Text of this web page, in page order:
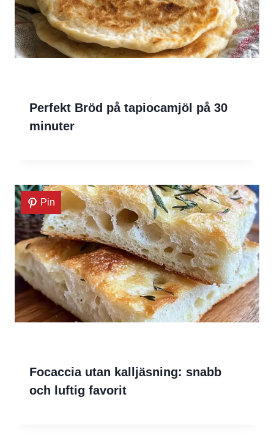
Perfekt Bröd på tapiocamjöl på 30
minuter
Pin
Focaccia utan kalljäsning: snabb
och luftig favorit